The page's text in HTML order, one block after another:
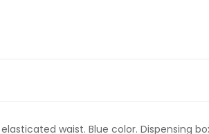
waist. Blue color. Dispensing